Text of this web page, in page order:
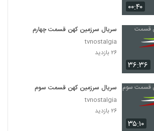
۰۰:۴۰
۳۶:۳۶
سریال سرزمین کهن قسمت چهارم
tvnostalgia
۲۶ بازدید
۳۵:۱۰
سریال سرزمین کهن قسمت سوم
tvnostalgia
۲۶ بازدید